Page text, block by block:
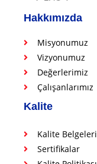
Hakkımızda
Misyonumuz
Vizyonumuz
Değerlerimiz
Çalışanlarımız
Kalite
Kalite Belgeleri
Sertifikalar